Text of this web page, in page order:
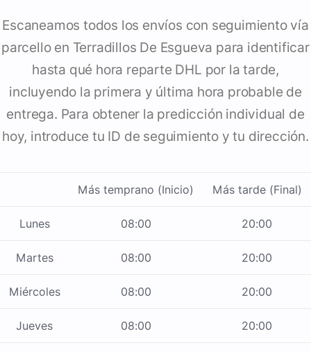
Escaneamos todos los envíos con seguimiento vía
parcello en Terradillos De Esgueva para identificar
hasta qué hora reparte DHL por la tarde,
incluyendo la primera y última hora probable de
entrega. Para obtener la predicción individual de
hoy, introduce tu ID de seguimiento y tu dirección.
Más temprano (Inicio) Más tarde (Final)
Lunes 08:00 20:00
Martes 08:00 20:00
Miércoles 08:00 20:00
Jueves 08:00 20:00